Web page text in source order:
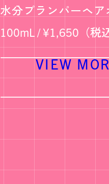
水分プランパーヘア
100mL / ¥1,650（税
VIEW